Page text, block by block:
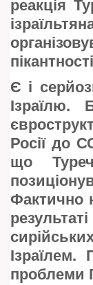
Є і
Ізраїлю.
Росії до
що
Фактично
проблеми